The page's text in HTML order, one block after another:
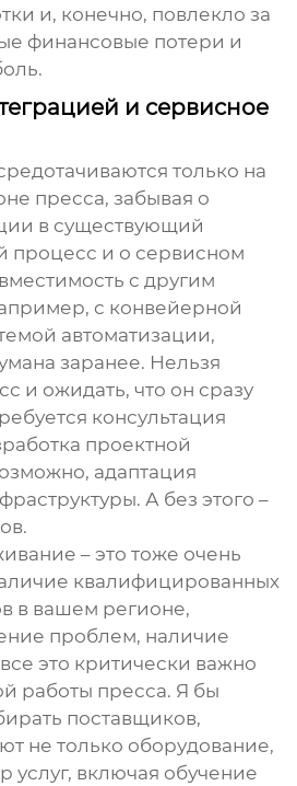
и, конечно, повлекло за
финансовые потери и
и сервисное
только на
пресса, забывая о
в существующий
процесс и о сервисном
с другим
с конвейерной
автоматизации,
заранее. Нельзя
и ожидать, что он сразу
консультация
проектной
адаптация
А без этого –
– это тоже очень
квалифицированных
в вашем регионе,
проблем, наличие
это критически важно
работы пресса. Я бы
поставщиков,
не только оборудование,
услуг, включая обучение